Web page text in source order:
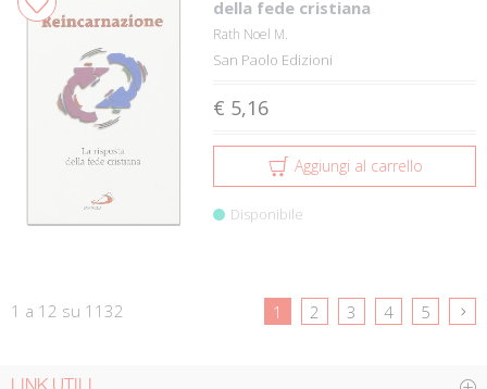
della fede cristiana
Rath Noel M.
San Paolo Edizioni
€ 5,16
Aggiungi al carrello
Disponibile
1 a 12 su 1132 1 2 3 4 5